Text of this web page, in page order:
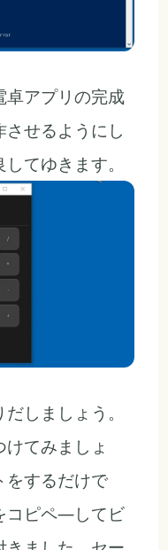
卓アプリの完成
せるようにし
てゆきます。
しましょう。
てみましょ
をするだけで
コピペ―してビ